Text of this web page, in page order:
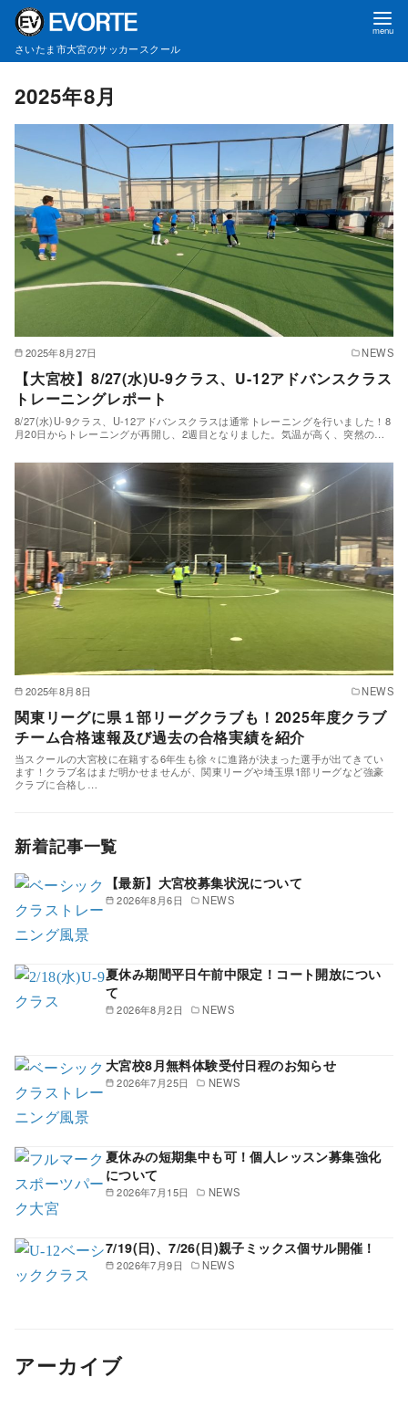
さいたま市大宮のサッカースクール
2025年8月
2025年8月27日 NEWS
【大宮校】8/27(水)U-9クラス、U-12アドバンスクラス
トレーニングレポート
8/27(水)U-9クラス、U-12アドバンスクラスは通常トレーニングを行いました！8
月20日からトレーニングが再開し、2週目となりました。気温が高く、突然の…
2025年8月8日 NEWS
関東リーグに県１部リーグクラブも！2025年度クラブ
チーム合格速報及び過去の合格実績を紹介
当スクールの大宮校に在籍する6年生も徐々に進路が決まった選手が出てきてい
ます！クラブ名はまだ明かせませんが、関東リーグや埼玉県1部リーグなど強豪
クラブに合格し…
新着記事一覧
2026年8月6日 NEWS
【最新】大宮校募集状況について
2026年8月2日 NEWS
夏休み期間平日午前中限定！コート開放につい
て
2026年7月25日 NEWS
大宮校8月無料体験受付日程のお知らせ
2026年7月15日 NEWS
夏休みの短期集中も可！個人レッスン募集強化
について
2026年7月9日 NEWS
7/19(日)、7/26(日)親子ミックス個サル開催！
アーカイブ